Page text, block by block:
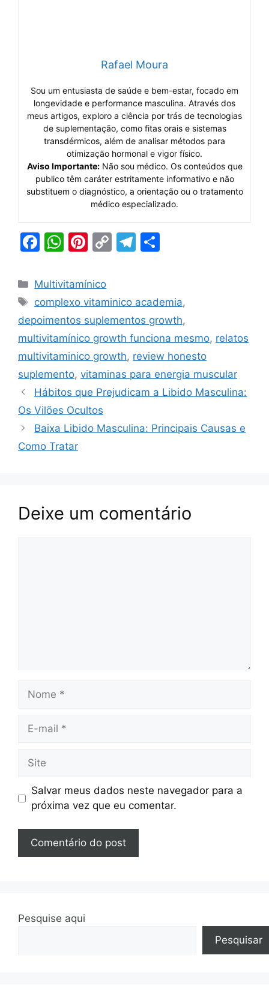
Rafael Moura
Sou um entusiasta de saúde e bem-estar, focado em
longevidade e performance masculina. Através dos
meus artigos, exploro a ciência por trás de tecnologias
de suplementação, como fitas orais e sistemas
transdérmicos, além de analisar métodos para
otimização hormonal e vigor físico.
Aviso Importante:Não sou médico. Os conteúdos que
publico têm caráter estritamente informativo e não
substituem o diagnóstico, a orientação ou o tratamento
médico especializado.
F
c
e
b
o
o
k
W
at
s
A
p
p
Pi
er
e
st
C
y
Li
n
k
T
gr
a
m
e
Categorias
Multivitamínico
Tags
complexo vitaminico academia,
depoimentos suplementos growth,
multivitamínico growth funciona mesmo, relatos
multivitaminico growth, review honesto
suplemento, vitaminas para energia muscular
Hábitos que Prejudicam a Libido Masculina:
Os Vilões Ocultos
Baixa Libido Masculina: Principais Causas e
Como Tratar
Deixe um comentário
Nome
Site
Salvar meus dados neste navegador para a
próxima vez que eu comentar.
Pesquise aqui
Pesquisar